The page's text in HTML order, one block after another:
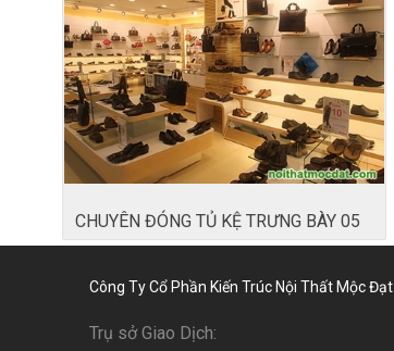
CHUYÊN ĐÓNG TỦ KỆ TRƯNG BÀY 05
Công Ty Cổ Phần Kiến Trúc Nội Thất Mộc Đạt
Trụ sở Giao Dịch: